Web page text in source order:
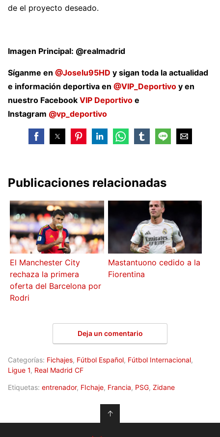
de el proyecto deseado.
Imagen Principal: @realmadrid
Síganme en @Joselu95HD y sigan toda la actualidad
e información deportiva en @VIP_Deportivo y en
nuestro Facebook VIP Deportivo e
Instagram @vp_deportivo
Publicaciones relacionadas
El Manchester City
rechaza la primera
oferta del Barcelona por
Rodri
Mastantuono cedido a la
Fiorentina
Deja un comentario
Categorías: Fichajes, Fútbol Español, Fútbol Internacional,
Ligue 1, Real Madrid CF
Etiquetas: entrenador, FIchaje, Francia, PSG, Zidane
↑